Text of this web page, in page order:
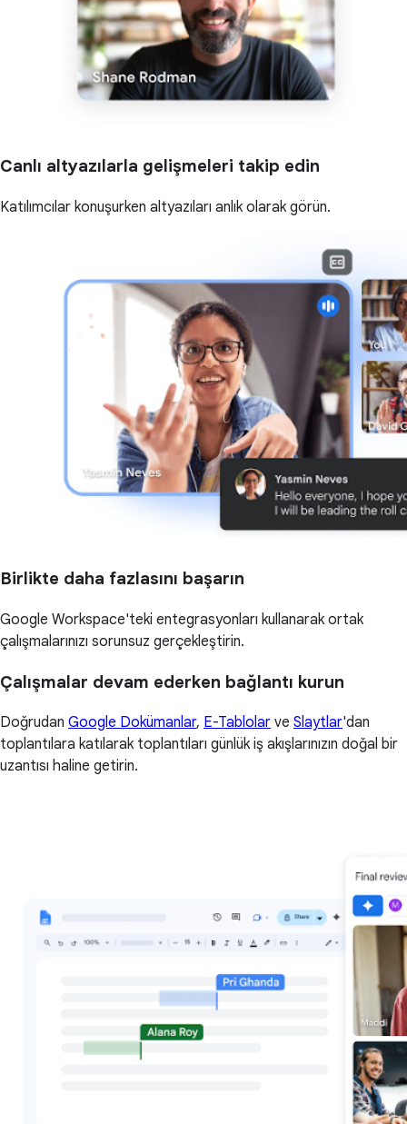
Canlı altyazılarla gelişmeleri takip edin
Katılımcılar konuşurken altyazıları anlık olarak görün.
Birlikte daha fazlasını başarın
Google Workspace'teki entegrasyonları kullanarak ortak
çalışmalarınızı sorunsuz gerçekleştirin.
Çalışmalar devam ederken bağlantı kurun
Doğrudan Google Dokümanlar, E-Tablolar ve Slaytlar'dan
toplantılara katılarak toplantıları günlük iş akışlarınızın doğal bir
uzantısı haline getirin.